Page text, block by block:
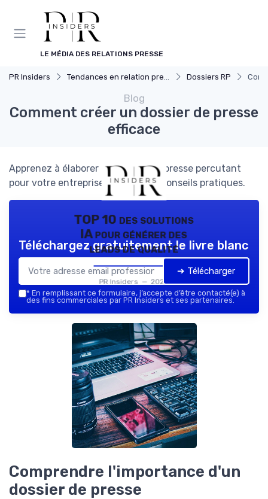
LE MÉDIA DES RELATIONS PRESSE
PR Insiders Tendances en relation presse Dossiers RP
Blog
Comment créer un dossier de presse
efficace
Apprenez à élaborer un dossier de presse percutant
pour votre entreprise grâce à nos conseils pratiques.
TOP 10 des solutions
IA pour générer des
leads de qualité
PR Insiders — 2026
Téléchargez gratuitement le livre blanc
➔ Télécharger
* En remplissant ce formulaire, j’accepte d’être contacté(e) à
des fins commerciales par PR Insiders et ses partenaires.
Comprendre l'importance d'un
dossier de presse